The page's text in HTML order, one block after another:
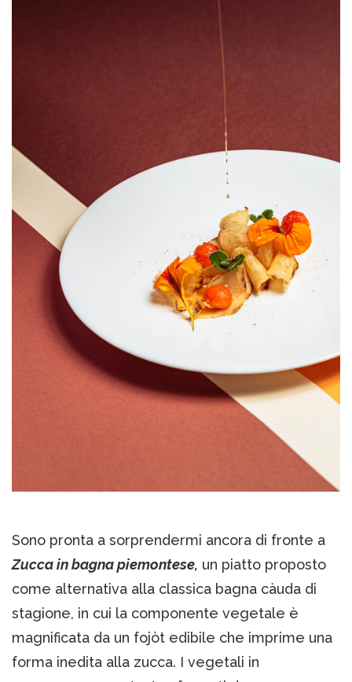
Sono pronta a sorprendermi ancora di fronte a
Zucca in bagna piemontese, un piatto proposto
come alternativa alla classica bagna càuda di
stagione, in cui la componente vegetale è
magnificata da un fojòt edibile che imprime una
forma inedita alla zucca. I vegetali in